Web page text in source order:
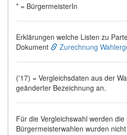
* = BürgermeisterIn
Erklärungen welche Listen zu
Dokument
Zurechnung
('17) = Vergleichsdaten aus der
geänderter Bezeichnung an.
Für die Vergleichswahl werden
Bürgermeisterwahlen wurden